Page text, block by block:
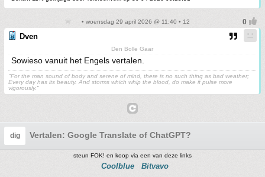
• woensdag 29 april 2026 @ 11:40 • 12
Dven
Den Bolle Gaar
Sowieso vanuit het Engels vertalen.
"For the man sound of body and serene of mind, there is no such thing as bad weather;
Every day has its beauty. And storms which whip the blood, do make it pulse more
vigorously."
dig Vertalen: Google Translate of ChatGPT?
steun FOK! en koop via een van deze links
Coolblue Bitvavo